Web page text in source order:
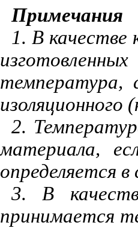
Примечания
1. В качестве
температура,
изоляционного
2.
материала,
определяется
3. В
принимается